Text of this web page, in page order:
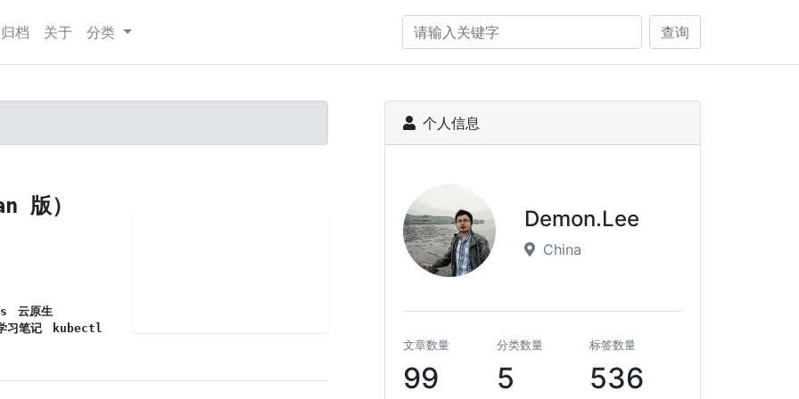
档 关于 分类 查询
版）
云原生
习笔记
kubectl
个人信息
Demon.Lee
China
文章数量
99
分类数量
5
标签数量
536